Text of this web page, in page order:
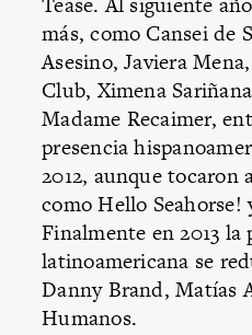
más, como Cansei de
Asesino, Javiera
Club, Ximena
Madame Recaimer,
presencia
2012, aunque tocaron
como Hello Seahorse!
Finalmente en 2013 la
latinoamericana se
Danny Brand, Matías
Humanos.